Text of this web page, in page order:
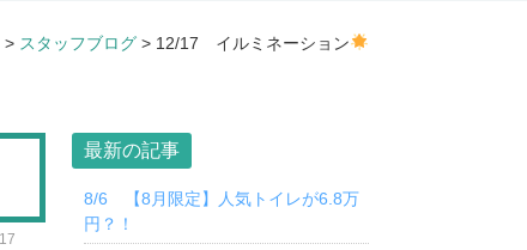
> スタッフブログ > 12/17 イルミネーション
最新の記事
8/6 【8月限定】人気トイレが6.8万
円？！